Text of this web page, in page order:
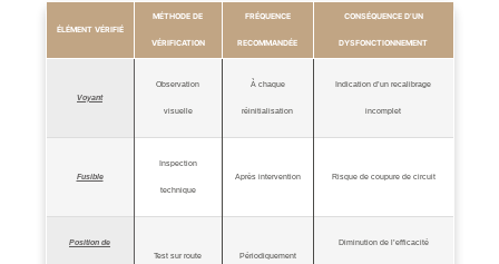
ÉLÉMENT VÉRIFIÉ
MÉTHODE DE
VÉRIFICATION
FRÉQUENCE
RECOMMANDÉE
CONSÉQUENCE D’UN
DYSFONCTIONNEMENT
Voyant
Observation
visuelle
À chaque
réinitialisation
Indication d’un recalibrage
incomplet
Fusible
Inspection
technique
Après intervention Risque de coupure de circuit
Position de
Test sur route Périodiquement
Diminution de l’efficacité